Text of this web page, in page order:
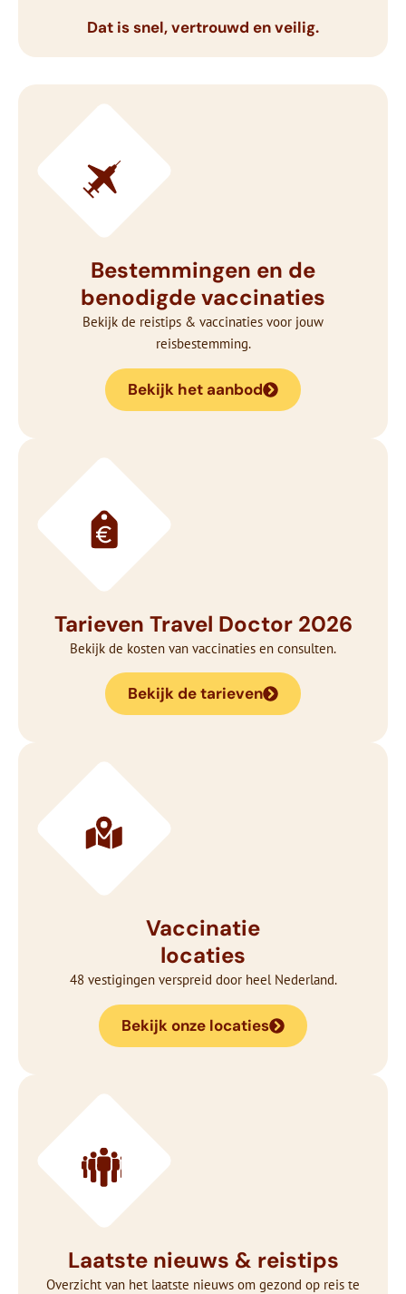
Dat is snel, vertrouwd en veilig.
Bestemmingen en de
benodigde vaccinaties
Bekijk de reistips & vaccinaties voor jouw
reisbestemming.
Bekijk het aanbod
Tarieven Travel Doctor 2026
Bekijk de kosten van vaccinaties en consulten.
Bekijk de tarieven
Vaccinatie
locaties
48 vestigingen verspreid door heel Nederland.
Bekijk onze locaties
Laatste nieuws & reistips
Overzicht van het laatste nieuws om gezond op reis te